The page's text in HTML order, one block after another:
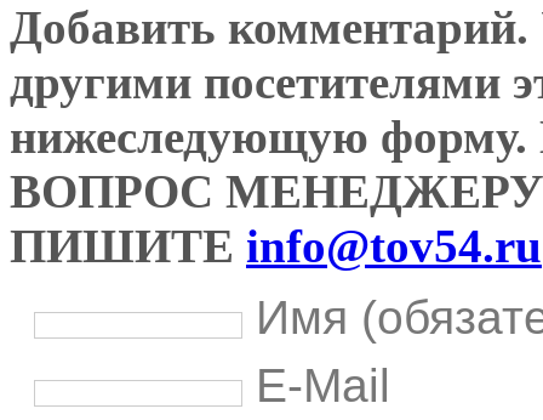
Добавить комментарий.
другими посетителями
нижеследующую
ВОПРОС
ПИШИТЕ info@tov54.ru
Имя
E-Mail